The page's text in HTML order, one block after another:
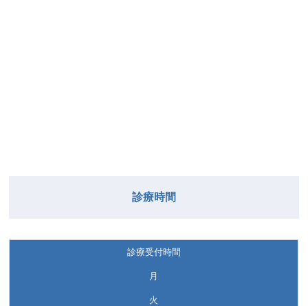
診療時間
診療受付時間
月
火